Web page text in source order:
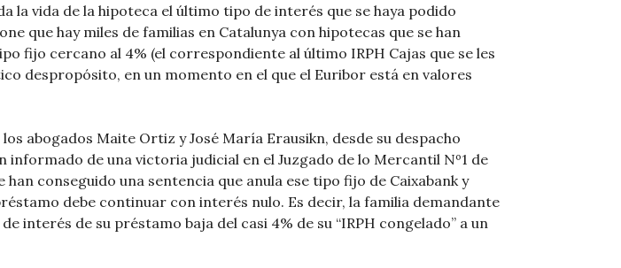
la vida de la hipoteca el último tipo de interés que se haya podido
que hay miles de familias en Catalunya con hipotecas que se han
fijo cercano al 4% (el correspondiente al último IRPH Cajas que se les
despropósito, en un momento en el que el Euribor está en valores
abogados Maite Ortiz y José María Erausikn, desde su despacho
informado de una victoria judicial en el Juzgado de lo Mercantil Nº1 de
conseguido una sentencia que anula ese tipo fijo de Caixabank y
debe continuar con interés nulo. Es decir, la familia demandante
interés de su préstamo baja del casi 4% de su “IRPH congelado” a un